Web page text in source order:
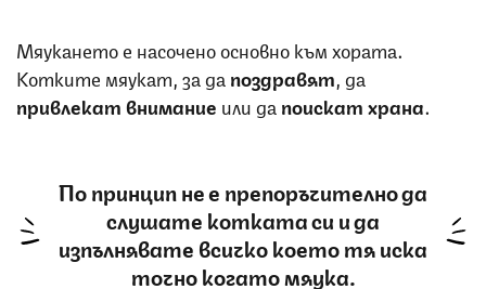
Мяукането е насочено основно към хората.
Котките мяукат, за да поздравят , да
привлекат внимание или да поискат храна.
По принцип не е препоръчително да
слушате котката си и да
изпълнявате всичко което тя иска
точно когато мяука.